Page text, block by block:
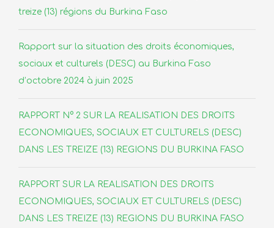
treize (13) régions du Burkina Faso
Rapport sur la situation des droits économiques,
sociaux et culturels (DESC) au Burkina Faso
d’octobre 2024 à juin 2025
RAPPORT N° 2 SUR LA REALISATION DES DROITS
ECONOMIQUES, SOCIAUX ET CULTURELS (DESC)
DANS LES TREIZE (13) REGIONS DU BURKINA FASO
RAPPORT SUR LA REALISATION DES DROITS
ECONOMIQUES, SOCIAUX ET CULTURELS (DESC)
DANS LES TREIZE (13) REGIONS DU BURKINA FASO